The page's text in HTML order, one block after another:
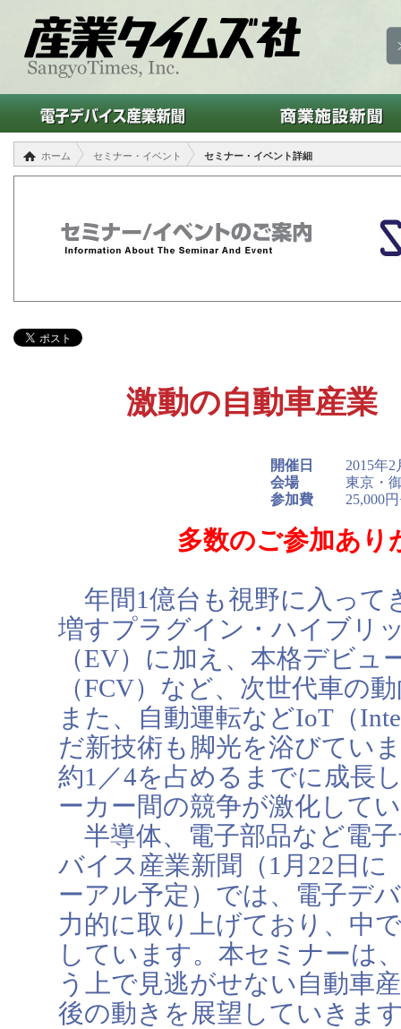
ホーム セミナー・イベント セミナー・イベント詳細
激動の自動車産
開催日
2015年
会場
東京・
参加費
25,000
多数のご参加あり
年間1億台も視野に入って
増すプラグイン・ハイブリ
（EV）に加え、本格デビ
（FCV）など、次世代車の
また、自動運転などIoT（
だ新技術も脚光を浴びてい
約1／4を占めるまでに成長
ーカー間の競争が激化して
半導体、電子部品など電
バイス産業新聞（1月22日
ーアル予定）では、電子デ
力的に取り上げており、中
しています。本セミナーは
う上で見逃がせない自動車
後の動きを展望していきま